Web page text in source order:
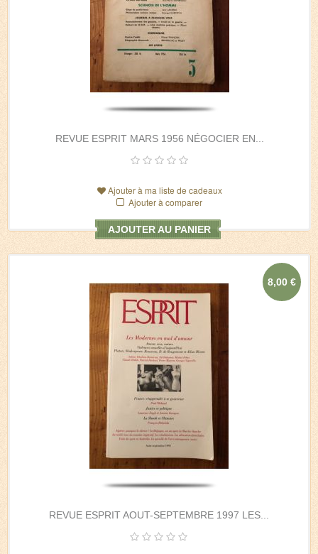
REVUE ESPRIT MARS 1956 NÉGOCIER EN...
Ajouter à ma liste de cadeaux
Ajouter à comparer
AJOUTER AU PANIER
REVUE ESPRIT AOUT-SEPTEMBRE 1997 LES...
8,00 €